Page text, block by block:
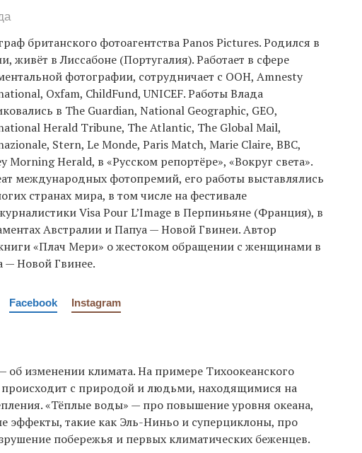
британского фотоагентства Panos Pictures. Родился в
живёт в Лиссабоне (Португалия). Работает в сфере
фотографии, сотрудничает с ООН, Amnesty
Oxfam, ChildFund, UNICEF. Работы Влада
в The Guardian, National Geographic, GEO,
Herald Tribune, The Atlantic, The Global Mail,
Stern, Le Monde, Paris Match, Marie Claire, BBC,
Morning Herald, в «Русском репортёре», «Вокруг света».
международных фотопремий, его работы выставлялись
странах мира, в том числе на фестивале
Visa Pour L’Image в Перпиньяне (Франция), в
Австралии и Папуа — Новой Гвинеи. Автор
«Плач Мери» о жестоком обращении с женщинами в
— Новой Гвинее.
Facebook Instagram
об изменении климата. На примере Тихоокеанского
происходит с природой и людьми, находящимися на
«Тёплые воды» — про повышение уровня океана,
эффекты, такие как Эль-Ниньо и суперциклоны, про
побережья и первых климатических беженцев.